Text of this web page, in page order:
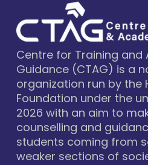
Centre for Training and
Guidance (CTAG) is a
organization run by the
Foundation under the
2026 with an aim to
counselling and
students coming from
weaker sections of